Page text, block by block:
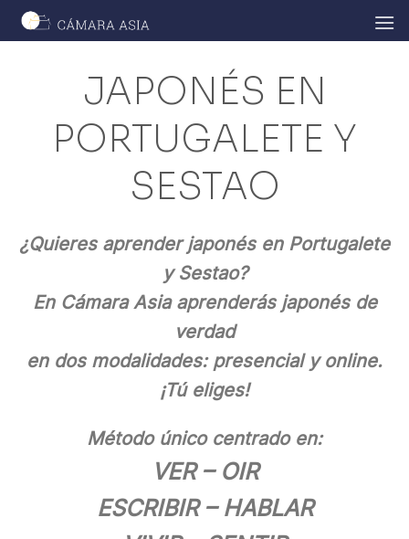
Skip
JAPONÉS EN
PORTUGALETE Y
SESTAO
¿Quieres aprender japonés en Portugalete
y Sestao?
En Cámara Asia aprenderás japonés de
verdad
en dos modalidades: presencial y online.
¡Tú eliges!
Método único centrado en:
VER – OIR
ESCRIBIR – HABLAR